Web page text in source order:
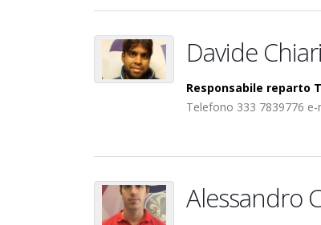
Davide Chiari
Responsabile reparto
Telefono 333 7839776
Alessandro